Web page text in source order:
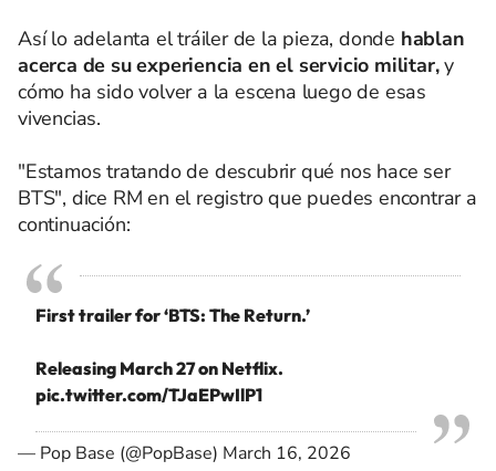
Así lo adelanta el tráiler de la pieza, donde hablan
acerca de su experiencia en el servicio militar,y
cómo ha sido volver a la escena luego de esas
vivencias.
"Estamos tratando de descubrir qué nos hace ser
BTS", dice RM en el registro que puedes encontrar a
continuación:
First trailer for ‘BTS: The Return.’
Releasing March 27 on Netflix.
pic.twitter.com/TJaEPwIlP1
— Pop Base (@PopBase) March 16, 2026